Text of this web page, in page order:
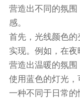
营造出不同的氛
感。
首先，光线颜色
实现。例如，在
营造出温暖的氛
使用蓝色的灯光
一种不同于日常的